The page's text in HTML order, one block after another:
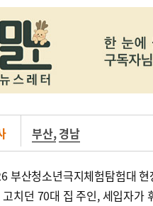
부산,경남
부산청소년극지체험탐험대
고치던 70대 집 주인, 세입자가